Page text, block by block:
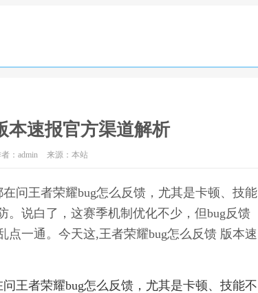
本速报官方渠道解析
：admin 来源：本站
问王者荣耀bug怎么反馈，尤其是卡顿、技能
说白了，这赛季机制优化不少，但bug反馈
一通。今天这,王者荣耀bug怎么反馈 版本速
王者荣耀bug怎么反馈，尤其是卡顿、技能不